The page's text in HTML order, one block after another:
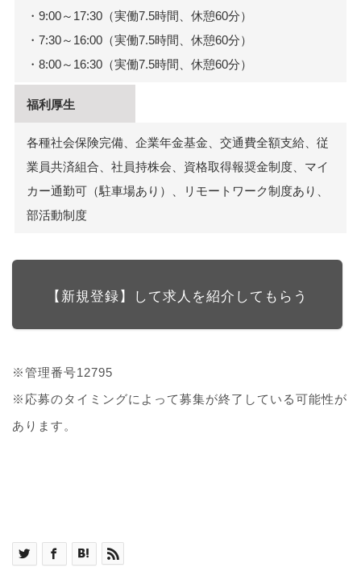
・9:00～17:30（実働7.5時間、休憩60分）
・7:30～16:00（実働7.5時間、休憩60分）
・8:00～16:30（実働7.5時間、休憩60分）
福利厚生
各種社会保険完備、企業年金基金、交通費全額支給、従
業員共済組合、社員持株会、資格取得報奨金制度、マイ
カー通勤可（駐車場あり）、リモートワーク制度あり、
部活動制度
【新規登録】して求人を紹介してもらう
※管理番号12795
※応募のタイミングによって募集が終了している可能性が
あります。